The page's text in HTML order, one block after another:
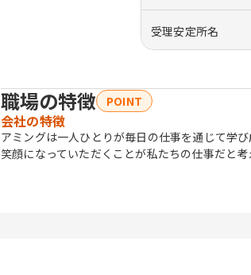
受理安定所名
職場の特徴 POINT
会社の特徴
アミングは一人ひとりが毎日の仕事を通じて学
笑顔になっていただくことが私たちの仕事だと考